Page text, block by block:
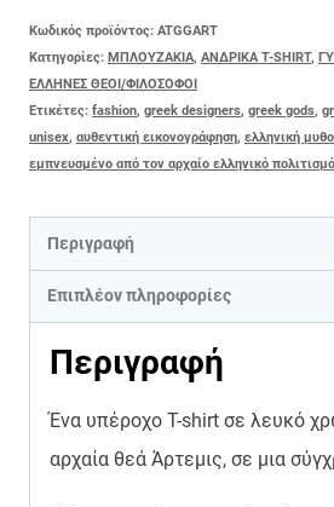
ΑΡΤΕΜΙΣ
ποσότητα
Κωδικός προϊόντος: ATGGART
Κατηγορίες: ΜΠΛΟΥΖΑΚΙΑ, ΑΝΔΡΙΚΑ T-SHIRT,
ΕΛΛΗΝΕΣ ΘΕΟΙ/ΦΙΛΟΣΟΦΟΙ
Ετικέτες: fashion, greek designers, greek gods,
unisex, αυθεντική εικονογράφηση, ελληνική
εμπνευσμένο από τον αρχαίο ελληνικό πολιτισμό
Περιγραφή
Επιπλέον πληροφορίες
Περιγραφή
Ένα υπέροχο T-shirt σε λευκό
αρχαία θεά Άρτεμις, σε μια